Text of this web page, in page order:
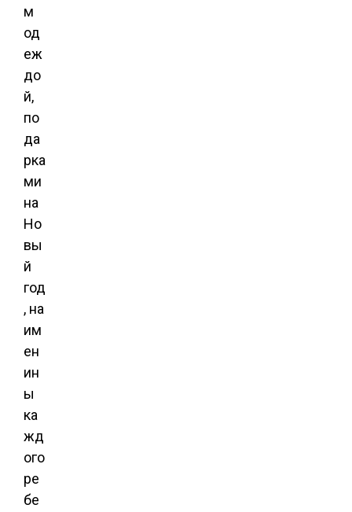
м
од
еж
до
й,
по
да
рка
ми
на
Но
вы
й
год
, на
им
ен
ин
ы
ка
жд
ого
ре
бе